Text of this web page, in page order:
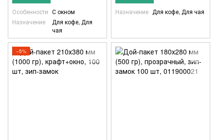
Особенности С окном
Назначение
Для кофе, Для
чая
Назначение Для кофе, Для чая
−5%